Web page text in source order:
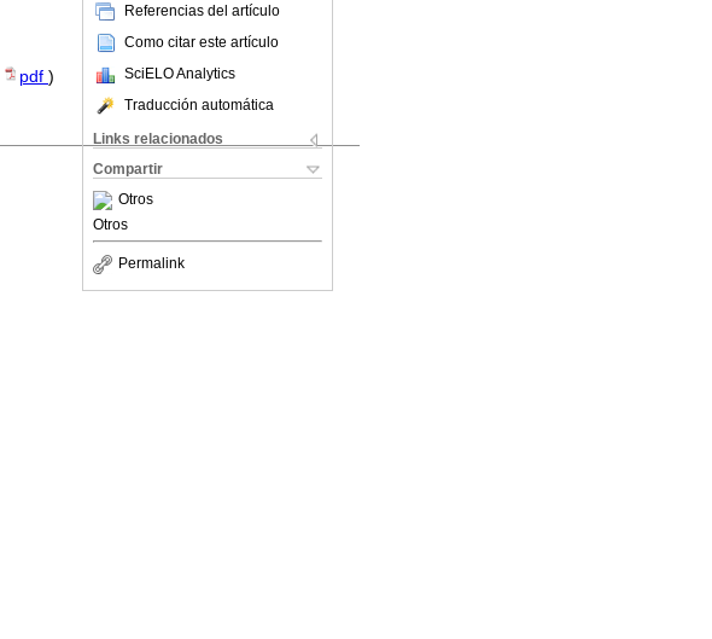
Referencias del artículo
Como citar este artículo
SciELO Analytics
Traducción automática
Links relacionados
Compartir
Otros
Otros
Permalink
pdf )